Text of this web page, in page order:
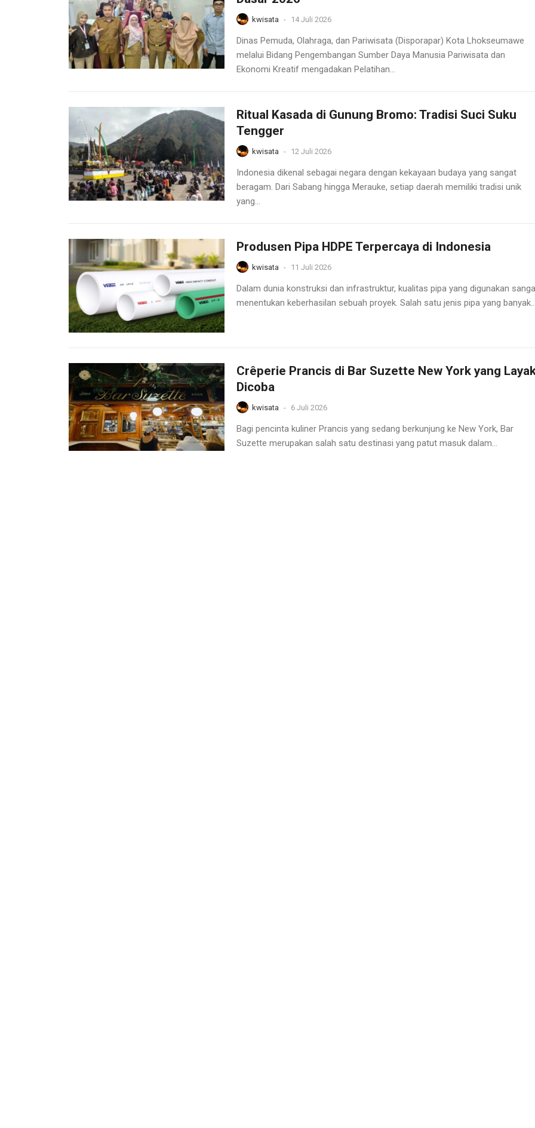
kwisata - 14 Juli 2026
Dinas Pemuda, Olahraga, dan Pariwisata (Disporapar) Kota Lhokseumawe
melalui Bidang Pengembangan Sumber Daya Manusia Pariwisata dan
Ekonomi Kreatif mengadakan Pelatihan...
Ritual Kasada di Gunung Bromo: Tradisi Suci Suku
Tengger
kwisata - 12 Juli 2026
Indonesia dikenal sebagai negara dengan kekayaan budaya yang sangat
beragam. Dari Sabang hingga Merauke, setiap daerah memiliki tradisi unik
yang...
Produsen Pipa HDPE Terpercaya di Indonesia
kwisata - 11 Juli 2026
Dalam dunia konstruksi dan infrastruktur, kualitas pipa yang digunakan
menentukan keberhasilan sebuah proyek. Salah satu jenis pipa yang
Crêperie Prancis di Bar Suzette New York yang
Dicoba
kwisata - 6 Juli 2026
Bagi pencinta kuliner Prancis yang sedang berkunjung ke New York, Bar
Suzette merupakan salah satu destinasi yang patut masuk dalam...